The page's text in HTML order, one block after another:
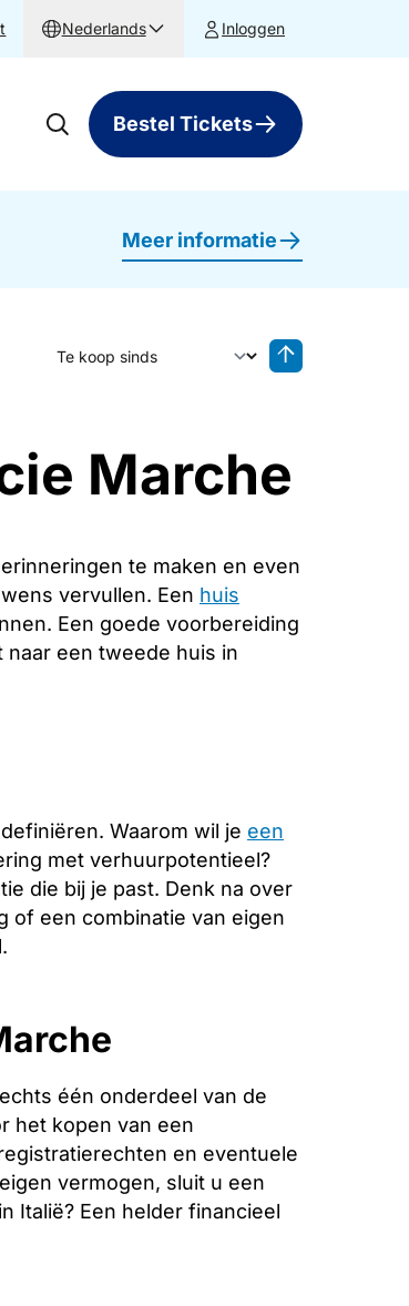
Nederlands Inloggen
Bestel Tickets
Meer informatie
Sorteer op
Marche
te maken en even
vervullen. Een huis
Een goede voorbereiding
een tweede huis in
Waarom wil je een
met verhuurpotentieel?
die bij je past. Denk na over
of een combinatie van eigen
één onderdeel van de
het kopen van een
en eventuele
vermogen, sluit u een
Italië? Een helder financieel